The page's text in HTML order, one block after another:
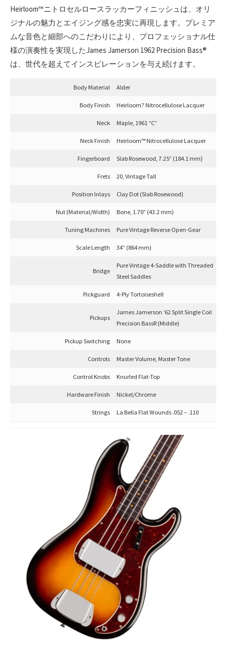
Heirloom™ニトロセルロースラッカーフィニッシュは、オリ
ジナルの魅力とエイジング感を忠実に再現します。プレミア
ムな音色と細部へのこだわりにより、プロフェッショナル仕
様の演奏性を実現したJames Jamerson 1962 Precision Bass®
は、世代を超えてインスピレーションを与え続けます。
Body Material Alder
Body Finish Heirloom? Nitrocellulose Lacquer
Neck Maple, 1961 “C”
Neck Finish Heirloom™ Nitrocellulose Lacquer
Fingerboard Slab Rosewood, 7.25” (184.1 mm)
Frets 20, Vintage Tall
Position Inlays Clay Dot (Slab Rosewood)
Nut (Material/Width) Bone, 1.70” (43.2 mm)
Tuning Machines Pure Vintage Reverse Open-Gear
Scale Length 34” (864 mm)
Bridge
Pure Vintage 4-Saddle with Threaded
Steel Saddles
Pickguard 4-Ply Tortoiseshell
Pickups
James Jamerson ‘62 Split Single Coil
Precision BassR (Middle)
Pickup Switching None
Controls Master Volume, Master Tone
Control Knobs Knurled Flat-Top
Hardware Finish Nickel/Chrome
Strings La Bella Flat Wounds .052 – .110